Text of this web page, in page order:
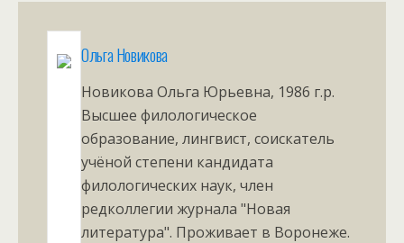
Ольга Новикова
Новикова Ольга Юрьевна, 1986 г.р.
Высшее филологическое
образование, лингвист, соискатель
учёной степени кандидата
филологических наук, член
редколлегии журнала "Новая
литература". Проживает в Воронеже.